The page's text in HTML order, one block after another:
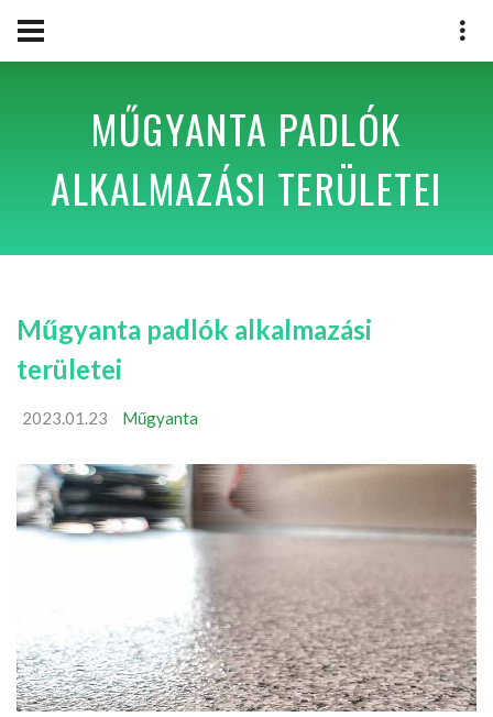
MŰGYANTA PADLÓK
ALKALMAZÁSI TERÜLETEI
Műgyanta padlók alkalmazási
területei
2023.01.23 Műgyanta